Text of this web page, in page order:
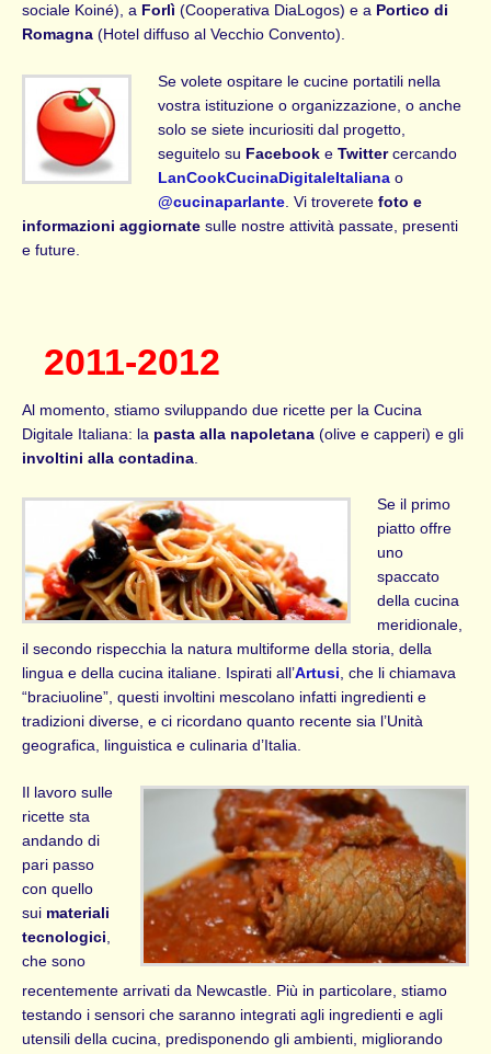
sociale Koiné), a Forlì (Cooperativa DiaLogos) e a Portico di
Romagna (Hotel diffuso al Vecchio Convento).
Se volete ospitare le cucine portatili nella
vostra istituzione o organizzazione, o anche
solo se siete incuriositi dal progetto,
seguitelo su Facebook eTwittercercando
LanCookCucinaDigitaleItaliana o
@cucinaparlante . Vi troveretefoto e
informazioni aggiornate sulle nostre attività passate, presenti
e future.
2011-2012
Al momento, stiamo sviluppando due ricette per la Cucina
Digitale Italiana: la pasta alla napoletana(olive e capperi) e gli
involtini alla contadina.
Se il primo
piatto offre
uno
spaccato
della cucina
meridionale,
il secondo rispecchia la natura multiforme della storia, della
lingua e della cucina italiane. Ispirati all’Artusi, che li chiamava
“braciuoline”, questi involtini mescolano infatti ingredienti e
tradizioni diverse, e ci ricordano quanto recente sia l’Unità
geografica, linguistica e culinaria d’Italia.
Il lavoro sulle
ricette sta
andando di
pari passo
con quello
sui materiali
tecnologici
che sono
recentemente arrivati da Newcastle. Più in particolare, stiamo
testando i sensori che saranno integrati agli ingredienti e agli
utensili della cucina, predisponendo gli ambienti, migliorando